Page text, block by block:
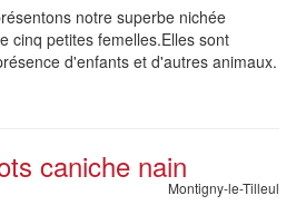
notre superbe nichée
cinq petites femelles.Elles sont
d'enfants et d'autres animaux.
caniche nain
Montigny-le-Tilleul